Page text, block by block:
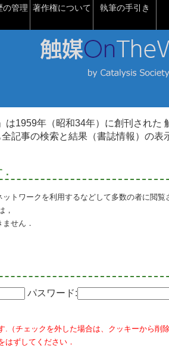
の管理 著作権について 執筆の手引き
は1959年（昭和34年）に創刊された
記事の検索と結果（書誌情報）の
トワークを利用するなどして多数の者に閲覧
，
せん．
パスワード:
（チェックを外した場合は、クッキーから削除
はずしてください．